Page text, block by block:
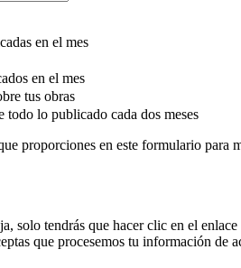
en el mes
en el mes
tus obras
todo lo publicado cada dos meses
proporciones en este formulario para
solo tendrás que hacer clic en el
que procesemos tu información de